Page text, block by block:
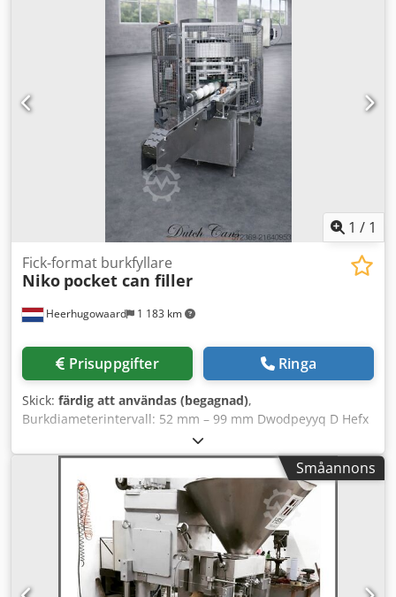
1 / 1
Heerhugowaard 1 183 km
Fick-format burkfyllare
Niko pocket can filler
Prisuppgifter Ringa
Skick: färdig att användas (begagnad),
Burkdiameterintervall: 52 mm – 99 mm Dwodpeyyq D Hefx
Aqlja Burkhöjdsintervall: 50 mm – 140 mm Antal fickor: 15
Kapacitet: upp till 200 burkar per minut
Småannons